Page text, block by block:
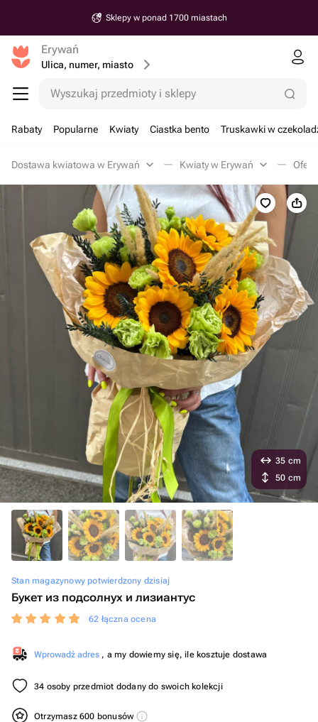
Sklepy w ponad 1700 miastach
Erywań
Ulica, numer, miasto
Wyszukaj przedmioty i sklepy
Rabaty Popularne Kwiaty Ciastka bento Truskawki w
Dostawa kwiatowa w Erywań Kwiaty w Erywań
Stan magazynowy potwierdzony dzisiaj
Букет из подсолнух и лизиантус
62 łączna ocena
Wprowadź adres , a my dowiemy się, ile kosztuje dostawa
34 osoby przedmiot dodany do swoich kolekcji
Otrzymasz 600 bonusów
35 cm
50 cm